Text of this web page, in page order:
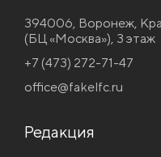
394006, Воронеж,
(БЦ «Москва»), 3 этаж
+7 (473) 272-71-47
office@fakelfc.ru
Редакция